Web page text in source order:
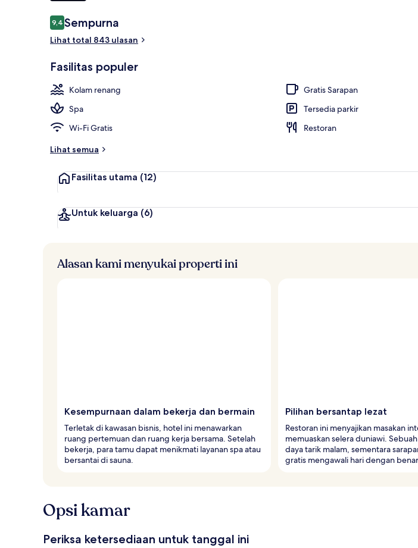
Ulasan
9,49,4 dari 10
Sempurna
Lihat total 843 ulasan
Fasilitas populer
Kolam renang
Gratis Sarapan
Spa
Tersedia parkir
Wi-Fi Gratis
Restoran
Lihat semua
Fasilitas utama (12)
Untuk keluarga (6)
Alasan kami menyukai properti ini
Kesempurnaan dalam bekerja dan bermain
Terletak di kawasan bisnis, hotel ini menawarkan
ruang pertemuan dan ruang kerja bersama. Setelah
bekerja, para tamu dapat menikmati layanan spa atau
bersantai di sauna.
Pilihan bersantap lezat
Restoran ini menyajikan masakan
memuaskan selera duniawi.
daya tarik malam, sementara
gratis mengawali hari dengan
Opsi kamar
Periksa ketersediaan untuk tanggal ini